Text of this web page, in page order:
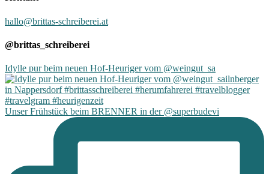
hallo@brittas-schreiberei.at
@brittas_schreiberei
Idylle pur beim neuen Hof-Heuriger vom @weingut_sa
Unser Frühstück beim BRENNER in der @superbudevi